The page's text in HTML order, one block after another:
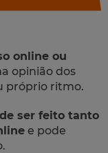
online ou
opinião dos
próprio ritmo.
ser feito tanto
e pode